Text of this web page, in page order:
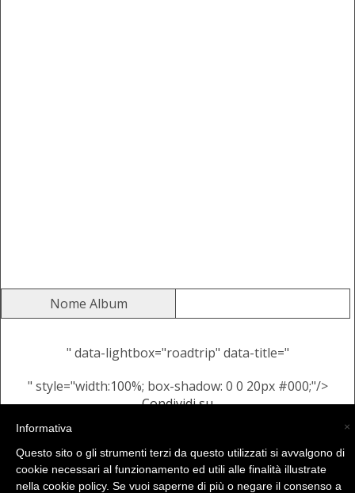
Nome Album
" data-lightbox="roadtrip" data-title="
" style="width:100%; box-shadow: 0 0 20px #000;"/>
Condividi su
Alcune Immagini Casuali dallo
stesso Album
×
Informativa
Questo sito o gli strumenti terzi da questo utilizzati si avvalgono di
cookie necessari al funzionamento ed utili alle finalità illustrate
nella cookie policy. Se vuoi saperne di più o negare il consenso a